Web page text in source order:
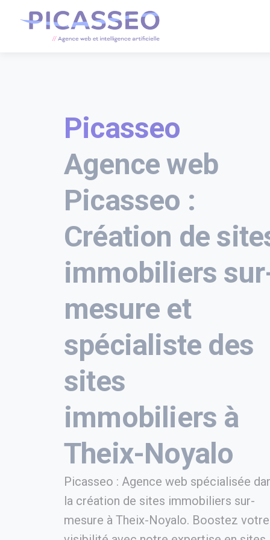
Picasseo
Agence web
Picasseo :
Création de
immobiliers
mesure et
spécialiste des
sites
immobiliers à
Theix-Noyalo
Picasseo : Agence web spécialisée
la création de sites immobiliers sur-
mesure à Theix-Noyalo. Boostez votre